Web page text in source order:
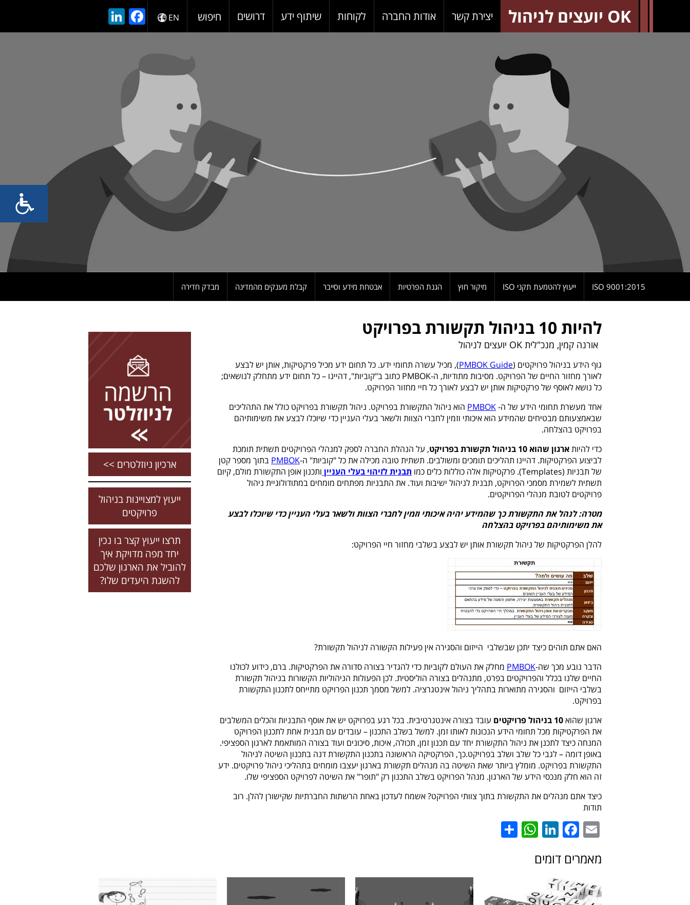
OK יועצים לניהול יצירת קשר אודות החברה לקוחות שיתוף ידע דרושים חיפוש EN
Facebook
9001:2015 ISO ייעוץ להטמעת תקני ISO מיקור חוץ הגנת הפרטיות אבטחת מידע וסייבר קבלת מענקים מהמדינה מבדק חדירה
להיות 10 בניהול תקשורת בפרויקט
אורנה קמין, מנכ"לית OK יועצים לניהול
גוף הידע בניהול פרויקטים (PMBOK Guide), מכיל עשרה תחומי ידע. כל תחום ידע מכיל פרקטיקות, אותן יש לבצע
לאורך מחזור החיים של הפרויקט. מסיבות מתודיות, ה-PMBOK כתוב ב"קוביות", דהיינו – כל תחום ידע מתחלק לנושאים;
כל נושא לאוסף של פרקטיקות אותן יש לבצע לאורך כל חיי מחזור הפרויקט.
אחד מעשרת תחומי הידע של ה-PMBOK הוא ניהול התקשורת בפרויקט. ניהול תקשורת בפרויקט כולל את התהליכים
שבאמצעותם מבטיחים שהמידע הוא איכותי וזמין לחברי הצוות ולשאר בעלי העניין כדי שיוכלו לבצע את משימותיהם
בפרויקט בהצלחה.
כדי להיותארגון שהוא 10 בניהול תקשורת בפרויקט
, על הנהלת החברה לספק למנהלי הפרויקטים תשתית תומכת
לביצוע הפרקטיקות. דהיינו תהליכים תומכים ומשולבים. תשתית טובה מכילה את כל "קוביות" ה-PMBOK בתוך מספר קטן
של תבניות (Templates). פרקטיקות אלה כוללות כלים כמו
תבנית לזיהוי בעלי העניין ותכנון אופן התקשורת מולם, קיום
תשתית לשמירת מסמכי הפרויקט, תבנית לניהול ישיבות ועוד. את התבניות מפתחים מומחים במתודולוגיית ניהול
פרויקטים לטובת מנהלי הפרויקטים.
מטרה: לנהל את התקשורת כך שהמידע יהיה איכותי וזמין לחברי הצוות ולשאר בעלי העניין כדי שיוכלו לבצע
את משימותיהם בפרויקט בהצלחה
להלן הפרקטיקות של ניהול תקשורת אותן יש לבצע בשלבי מחזור חיי הפרויקט:
האם אתם תוהים כיצד יתכן שבשלבי הייזום והסגירה אין פעילות הקשורה לניהול תקשורת?
הדבר נובע מכך שה-PMBOK מחלק את העולם לקוביות כדי להגדיר בצורה סדורה את הפרקטיקות. ברם, כידוע לכולנו
החיים שלנו בכלל והפרויקטים בפרט, מתנהלים בצורה הוליסטית. לכן הפעולות הניהוליות הקשורות בניהול תקשורת
בשלבי הייזום והסגירה מתוארות בתהליך ניהול אינטגרציה. למשל מסמך תכנון הפרויקט מתייחס לתכנון התקשורת
בפרויקט.
ארגון שהוא10 בניהול פרויקטים
עובד בצורה אינטגרטיבית. בכל רגע בפרויקט יש את אוסף התבניות והכלים המשלבים
את הפרקטיקות מכל תחומי הידע הנכונות לאותו זמן. למשל בשלב התכנון – עובדים עם תבנית אחת לתכנון הפרויקט
המנחה כיצד לתכנן את ניהול התקשורת יחד עם תכנון זמן, תכולה, איכות, סיכונים ועוד בצורה המותאמת לארגון הספציפי.
באופן דומה – לגבי כל שלב ושלב בפרויקט.כך, הפרקטיקה הראשונה בתכנון התקשורת דנה בתכנון השיטה לניהול
התקשורת בפרויקט. מומלץ ביותר שאת השיטה בה מנהלים תקשורת בארגון יעצבו מומחים בתהליכי ניהול פרויקטים. ידע
זה הוא חלק מנכסי הידע של הארגון. מנהל הפרויקט בשלב התכנון רק "תופר" את השיטה לפרויקט הספציפי שלו.
כיצד אתם מנהלים את התקשורת בתוך צוותי הפרויקט? אשמח לעדכון באחת הרשתות החברתיות שקישורן להלן. רוב
תודות
Email
Facebook
LinkedIn
WhatsApp
ארכיון ניוזלטרים >>
ייעוץ למצויינות בניהול
פרויקטים
תרצו ייעוץ קצר בו נכין
יחד מפה מדויקת איך
להוביל את הארגון שלכם
להשגת היעדים שלו?
מאמרים דומים